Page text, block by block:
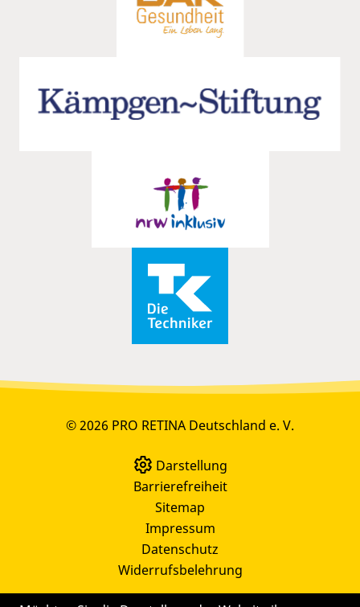
© 2026 PRO RETINA Deutschland e. V.
Darstellung
Barrierefreiheit
Sitemap
Impressum
Datenschutz
Widerrufsbelehrung